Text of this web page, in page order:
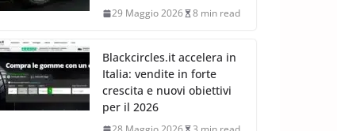
29 Maggio 2026 8 min read
Blackcircles.it accelera in
Italia: vendite in forte
crescita e nuovi obiettivi
per il 2026